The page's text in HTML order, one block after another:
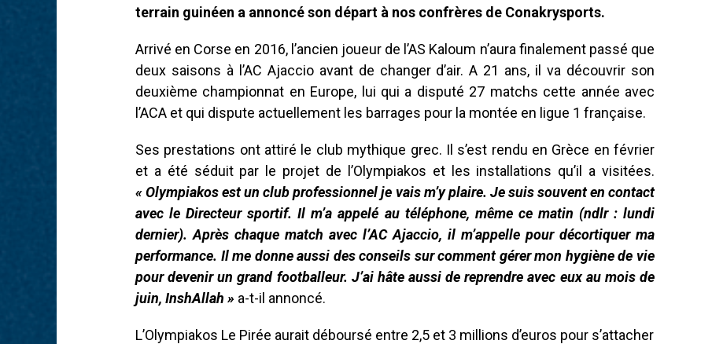
terrain guinéen a annoncé son départ à nos confrères de Conakrysports.
Arrivé en Corse en 2016, l’ancien joueur de l’AS Kaloum n’aura finalement passé que
deux saisons à l’AC Ajaccio avant de changer d’air. A 21 ans, il va découvrir son
deuxième championnat en Europe, lui qui a disputé 27 matchs cette année avec
l’ACA et qui dispute actuellement les barrages pour la montée en ligue 1 française.
Ses prestations ont attiré le club mythique grec. Il s’est rendu en Grèce en février
et a été séduit par le projet de l’Olympiakos et les installations qu’il a visitées.
« Olympiakos est un club professionnel je vais m’y plaire. Je suis souvent en contact
avec le Directeur sportif. Il m’a appelé au téléphone, même ce matin (ndlr : lundi
dernier). Après chaque match avec l’AC Ajaccio, il m’appelle pour décortiquer ma
performance. Il me donne aussi des conseils sur comment gérer mon hygiène de vie
pour devenir un grand footballeur. J’ai hâte aussi de reprendre avec eux au mois de
juin, InshAllah » a-t-il annoncé.
L’Olympiakos Le Pirée aurait déboursé entre 2,5 et 3 millions d’euros pour s’attacher